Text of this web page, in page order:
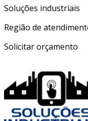
Soluções industriais
Região de
Solicitar orçamento